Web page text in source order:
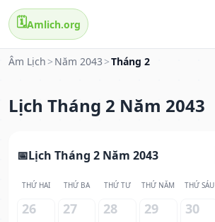
🗓️Amlich.org
Âm Lịch > Năm 2043 >Tháng 2
Lịch Tháng 2 Năm 2043
Lịch Tháng 2 Năm 2043
THỨ HAI THỨ BA THỨ TƯ THỨ NĂM THỨ SÁU
26 27 28 29 30